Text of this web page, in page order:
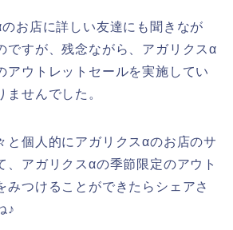
お店に詳しい友達にも聞きなが
ですが、残念ながら、アガリクスα
アウトレットセールを実施してい
ませんでした。
と個人的にアガリクスαのお店のサ
、アガリクスαの季節限定のアウト
みつけることができたらシェアさ
♪